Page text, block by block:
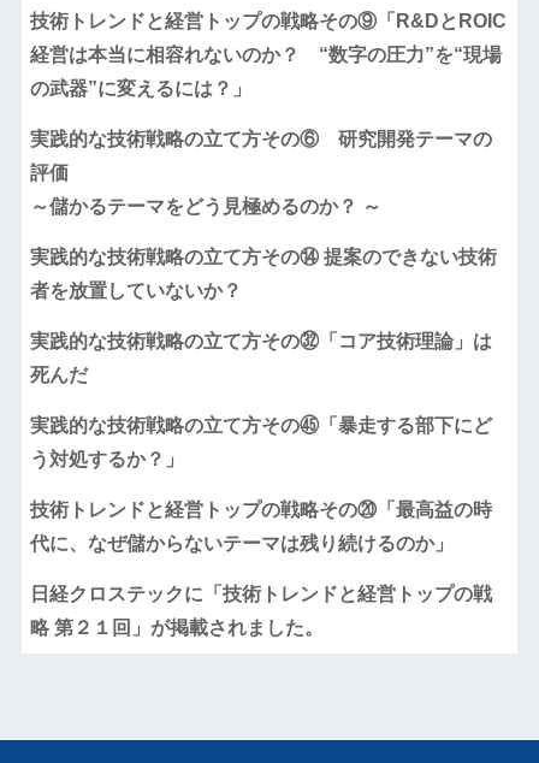
技術トレンドと経営トップの戦略その⑨「R&DとROIC
経営は本当に相容れないのか？ “数字の圧力”を“現場
の武器”に変えるには？」
実践的な技術戦略の立て方その⑥ 研究開発テーマの
評価
～儲かるテーマをどう見極めるのか？ ～
実践的な技術戦略の立て方その⑭ 提案のできない技術
者を放置していないか？
実践的な技術戦略の立て方その㉜「コア技術理論」は
死んだ
実践的な技術戦略の立て方その㊺「暴走する部下にど
う対処するか？」
技術トレンドと経営トップの戦略その⑳「最高益の時
代に、なぜ儲からないテーマは残り続けるのか」
日経クロステックに「技術トレンドと経営トップの戦
略 第２１回」が掲載されました。